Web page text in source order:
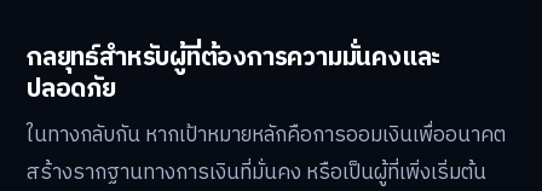
กลยุทธ์สำหรับผู้ที่ต้องการความมั่นคงและ
ปลอดภัย
ในทางกลับกัน หากเป้าหมายหลักคือการออมเงินเพื่ออนาคต
สร้างรากฐานทางการเงินที่มั่นคง หรือเป็นผู้ที่เพิ่งเริ่มต้น